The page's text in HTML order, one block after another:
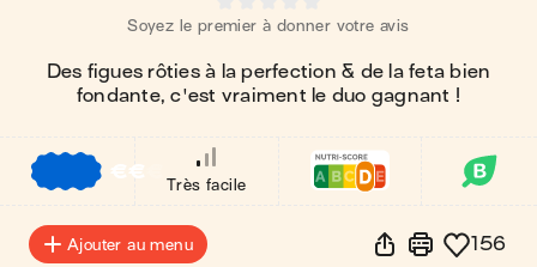
Soyez le premier à donner votre avis
Des figues rôties à la perfection & de la feta bien
fondante, c'est vraiment le duo gagnant !
€€
Très facile
Ajouter au menu 156